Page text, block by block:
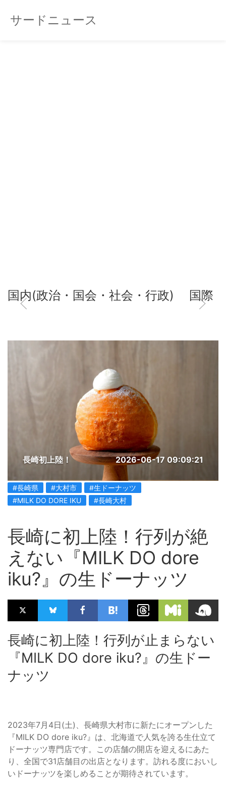
サードニュース
国内(政治・国会・社会・行政) 国際
長崎初上陸！ 2026-06-17 09:09:21
#長崎県 #大村市
#生ドーナッツ
#MILK DO DORE IKU
#長崎大村
長崎に初上陸！行列が絶
えない『MILK DO dore
iku?』の生ドーナッツ
長崎に初上陸！行列が止まらない
『MILK DO dore iku?』の生ドー
ナッツ
2023年7月4日(土)、長崎県大村市に新たにオープンした
『MILK DO dore iku?』は、北海道で人気を誇る生仕立て
ドーナッツ専門店です。この店舗の開店を迎えるにあた
り、全国で31店舗目の出店となります。訪れる度においし
いドーナッツを楽しめることが期待されています。